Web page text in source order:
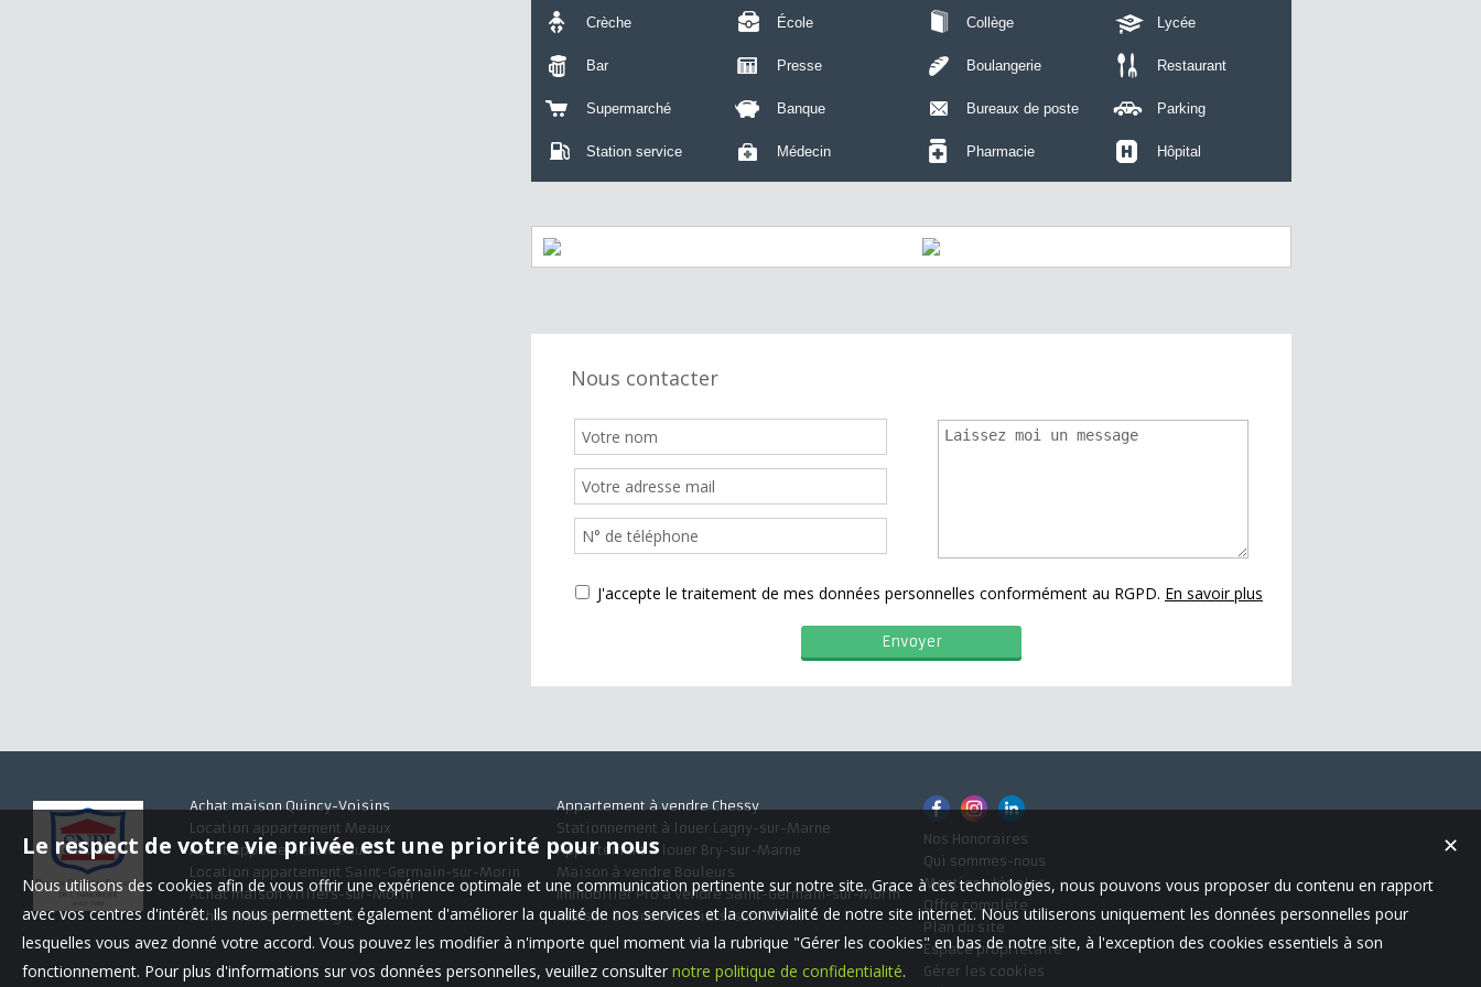
Crèche École Collège Lycée
Bar Presse Boulangerie Restaurant
Supermarché Banque Bureaux de poste Parking
Station service Médecin Pharmacie Hôpital
Nous contacter
J'accepte le traitement de mes données personnelles conformément au RGPD. En savoir plus
Achat maison Quincy-Voisins
Location appartement Meaux
Achat appartement Meaux
Location appartement Saint-Germain-sur-Morin
Achat maison Villiers-sur-Morin
Achat maison Voulangis
Appartement à vendre Chessy
Stationnement à louer Lagny-sur-Marne
Appartement à louer Bry-sur-Marne
Maison à vendre Bouleurs
Immobilier Pro à vendre Saint-Germain-sur-Morin
Maison à vendre Villiers-sur-Morin
Nos Honoraires
Qui sommes-nous
Mentions légales
Offre complète
Plan du site
Espace propriétaire
Gérer les cookies
✕
Le respect de votre vie privée est une priorité pour nous
Nous utilisons des cookies afin de vous offrir une expérience optimale et une communication pertinente sur notre site. Grace à ces technologies, nous pouvons vous proposer du contenu en rapport
avec vos centres d'intérêt. Ils nous permettent également d'améliorer la qualité de nos services et la convivialité de notre site internet. Nous utiliserons uniquement les données personnelles pour
lesquelles vous avez donné votre accord. Vous pouvez les modifier à n'importe quel moment via la rubrique "Gérer les cookies" en bas de notre site, à l'exception des cookies essentiels à son
fonctionnement. Pour plus d'informations sur vos données personnelles, veuillez consulter notre politique de confidentialité.